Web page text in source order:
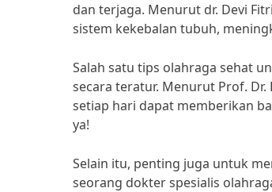
dan terjaga. Menurut dr. Devi
sistem kekebalan tubuh,
Salah satu tips olahraga sehat
secara teratur. Menurut Prof.
setiap hari dapat memberikan
ya!
Selain itu, penting juga untuk
seorang dokter spesialis